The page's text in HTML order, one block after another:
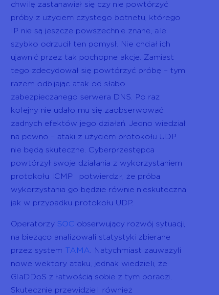
chwilę zastanawiał się czy nie powtórzyć
próby z użyciem czystego botnetu, którego
IP nie są jeszcze powszechnie znane, ale
szybko odrzucił ten pomysł. Nie chciał ich
ujawnić przez tak pochopne akcje. Zamiast
tego zdecydował się powtórzyć próbę – tym
razem odbijając atak od słabo
zabezpieczanego serwera DNS. Po raz
kolejny nie udało mu się zaobserwować
żadnych efektów jego działań. Jedno wiedział
na pewno – ataki z użyciem protokołu UDP
nie będą skuteczne. Cyberprzestępca
powtórzył swoje działania z wykorzystaniem
protokołu ICMP i potwierdził, że próba
wykorzystania go będzie równie nieskuteczna
jak w przypadku protokołu UDP.
Operatorzy SOC obserwujący rozwój sytuacji,
na bieżąco analizowali statystyki zbierane
przez system TAMA
. Natychmiast zauważyli
nowe wektory ataku, jednak wiedzieli, że
GlaDDoS z łatwością sobie z tym poradzi.
Skutecznie przewidzieli również